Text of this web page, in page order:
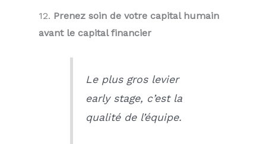
12. Prenez soin de votre capital humain
avant le capital financier
Le plus gros levier
early stage, c’est la
qualité de l’équipe.